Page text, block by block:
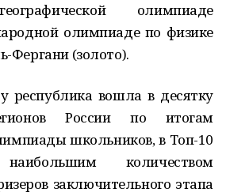
олимпиаде
олимпиаде по физике
Фергани (золото).
республика вошла в десятку
России по итогам
школьников, в Топ-10
количеством
заключительного этапа